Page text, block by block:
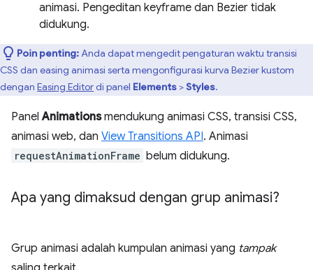
animasi. Pengeditan keyframe dan Bezier tidak
didukung.
Poin penting:Anda dapat mengedit pengaturan waktu transisi
CSS dan easing animasi serta mengonfigurasi kurva Bezier kustom
dengan Easing Editordi panel Elements >Styles.
PanelAnimationsmendukung animasi CSS, transisi CSS,
animasi web, dan View Transitions API. Animasi
requestAnimationFrame belum didukung.
Apa yang dimaksud dengan grup animasi?
Grup animasi adalah kumpulan animasi yang tampak